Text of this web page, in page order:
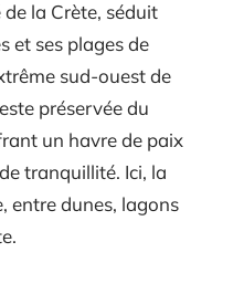
la Crète, séduit
et ses plages de
sud-ouest de
préservée du
un havre de paix
tranquillité. Ici, la
entre dunes, lagons